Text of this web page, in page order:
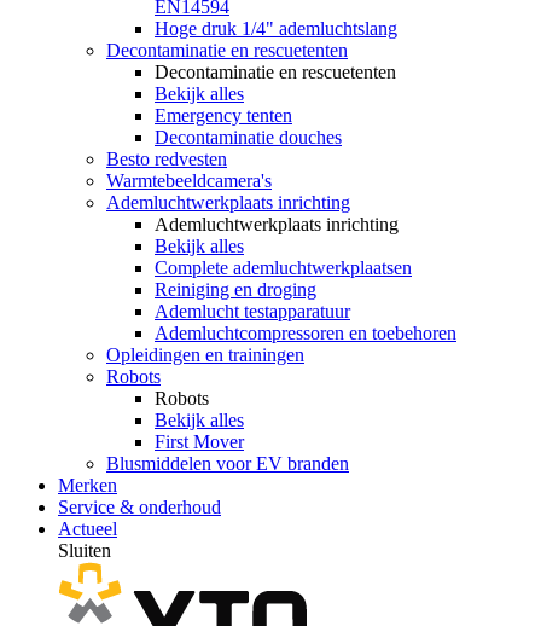
EN14594
Hoge druk 1/4" ademluchtslang
Decontaminatie en rescuetenten
Decontaminatie en rescuetenten
Bekijk alles
Emergency tenten
Decontaminatie douches
Besto redvesten
Warmtebeeldcamera's
Ademluchtwerkplaats inrichting
Ademluchtwerkplaats inrichting
Bekijk alles
Complete ademluchtwerkplaatsen
Reiniging en droging
Ademlucht testapparatuur
Ademluchtcompressoren en toebehoren
Opleidingen en trainingen
Robots
Robots
Bekijk alles
First Mover
Blusmiddelen voor EV branden
Merken
Service & onderhoud
Actueel
Sluiten